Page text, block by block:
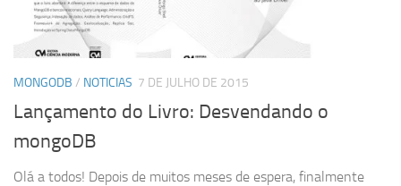
MONGODB / NOTICIAS 7 DE JULHO DE 2015
Lançamento do Livro: Desvendando o
mongoDB
Olá a todos! Depois de muitos meses de espera, finalmente